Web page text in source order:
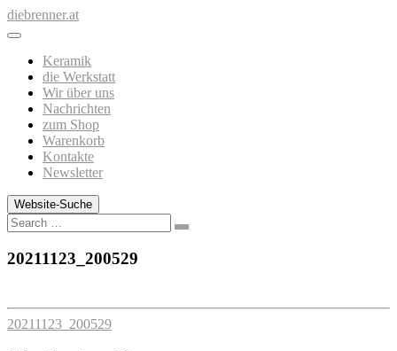
Zum
Inhalt
diebrenner.at
Keramik
die Werkstatt
Wir über uns
Nachrichten
zum Shop
Warenkorb
Kontakte
Newsletter
Website-Suche
Search
20211123_200529
20211123_200529